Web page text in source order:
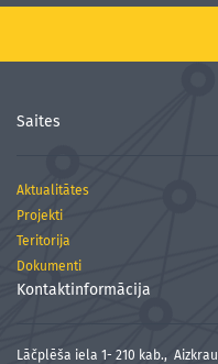
Saites
Aktualitātes
Projekti
Teritorija
Dokumenti
Kontaktinformācija
Lāčplēša iela 1- 210 kab.,